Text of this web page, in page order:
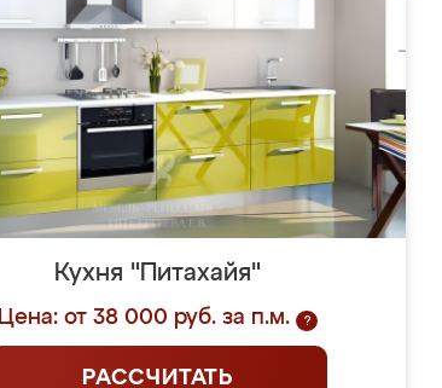
Кухня "Питахайя"
Цена: от 38 000 руб. за п.м. ?
РАССЧИТАТЬ